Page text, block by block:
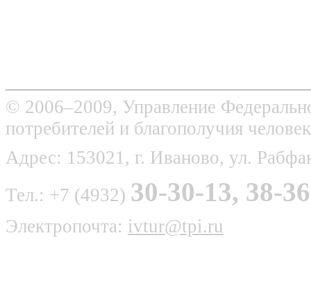
© 2006–2009, Управление
потребителей и благополучия
Адрес: 153021, г. Иваново, ул.
Тел.: +7 (4932) 30-30-13, 38-
Электропочта: ivtur@tpi.ru